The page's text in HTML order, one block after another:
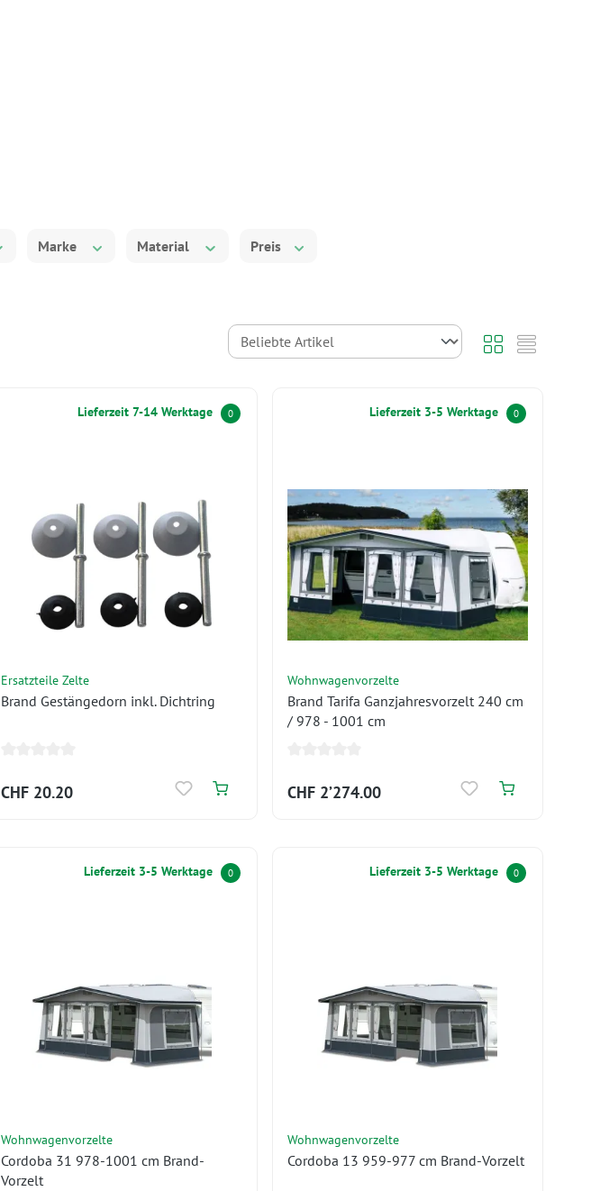
Marke Material Preis
Lieferzeit 7-14 Werktage 0
Ersatzteile Zelte
Brand Gestängedorn inkl. Dichtring
CHF 20.20
Lieferzeit 3-5 Werktage 0
Wohnwagenvorzelte
Brand Tarifa Ganzjahresvorzelt 240 cm
/ 978 - 1001 cm
CHF 2’274.00
Lieferzeit 3-5 Werktage 0
Wohnwagenvorzelte
Cordoba 31 978-1001 cm Brand-
Vorzelt
Lieferzeit 3-5 Werktage 0
Wohnwagenvorzelte
Cordoba 13 959-977 cm Brand-Vorzelt